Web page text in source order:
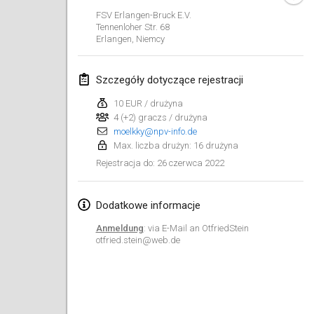
FSV Erlangen-Bruck E.V.
Tennenloher Str. 68
Erlangen Niemcy
Szczegóły dotyczące rejestracji
10 EUR / drużyna
4 (+2) graczs / drużyna
moelkky@npv-info.de
Max. liczba drużyn: 16 drużyna
Rejestracja do: 26 czerwca 2022
Dodatkowe informacje
Anmeldung: via E-Mail an OtfriedStein
otfried.stein@web.de
luty 2022
4 lut 2022| Czechy
TangoMölkky
5 lut 2022|Finlandia
Kohti Kisoja
Yamagata Tournament
13 lut 2022|Japonia